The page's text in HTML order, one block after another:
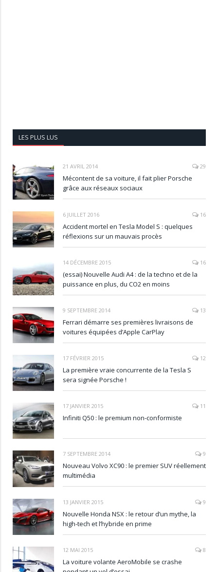
LES PLUS LUS
21 AVRIL 2014 29
Mécontent de sa voiture, il fait plier Porsche
grâce aux réseaux sociaux
6 JUILLET 2016 16
Accident mortel en Tesla Model S : quelques
réflexions sur un mauvais procès
14 DÉCEMBRE 2015 16
(essai) Nouvelle Audi A4 : de la techno et de la
puissance en plus, du CO2 en moins
9 SEPTEMBRE 2014 13
Ferrari démarre ses premières livraisons de
voitures équipées d’Apple CarPlay
17 FÉVRIER 2015 12
La première vraie concurrente de la Tesla S
sera signée Porsche !
17 JANVIER 2015 11
Infiniti Q50 : le premium non-conformiste
7 SEPTEMBRE 2014 9
Nouveau Volvo XC90 : le premier SUV réellement
multimédia
13 JANVIER 2015 9
Nouvelle Honda NSX : le retour d’un mythe, la
high-tech et l’hybride en prime
12 MAI 2015 8
La voiture volante AeroMobile se crashe